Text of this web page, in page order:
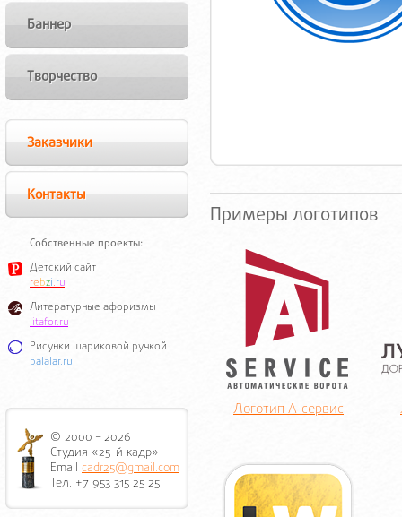
Баннер
Творчество
Заказчики
Контакты
Собственные проекты:
Детский сайт
rebzi.ru
Литературные афоризмы
litafor.ru
Рисунки шариковой ручкой
balalar.ru
© 2000 – 2026
Студия «25-й кадр»
Email cadr25@gmail.com
Тел. +7 953 315 25 25
Примеры логотипов
Логотип А-сервис